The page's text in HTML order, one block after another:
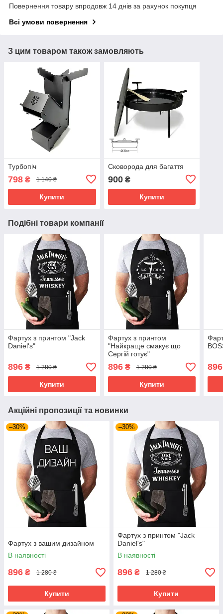
Повернення товару впродовж 14 днів за рахунок покупця
Всі умови повернення
З цим товаром також замовляють
Турбопіч
798 ₴ 1 140 ₴
Купити
Сковорода для багаття
900₴
Купити
Подібні товари компанії
Фартух з принтом "Jack
Daniel's"
896 ₴ 1 280 ₴
Купити
Фартух з принтом
"Найкраще смакує що
Сергій готує"
896₴ 1 280 ₴
Купити
896
Акційні пропозиції та новинки
–30%
Фартух з вашим дизайном
В наявності
896 ₴ 1 280 ₴
Купити
–30%
Фартух з принтом "Jack
Daniel's"
В наявності
896 ₴ 1 280 ₴
Купити